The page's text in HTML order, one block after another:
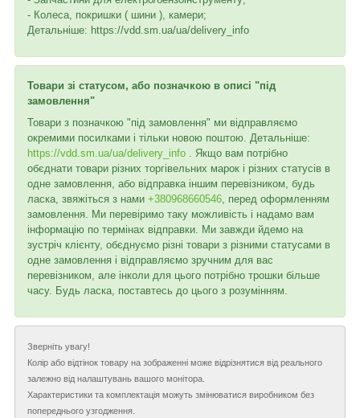
- Колеса, покришки ( шини ), камери;
Детальніше: https://vdd.sm.ua/ua/delivery_info
Товари зі статусом, або позначкою в описі "під
замовлення"
Товари з позначкою "під замовлення" ми відправляємо
окремими посилками і тільки новою поштою. Детальніше:
https://vdd.sm.ua/ua/delivery_info . Якщо вам потрібно
обєднати товари різних торгівельних марок і різних статусів в
одне замовлення, або відправка іншим перевізником, будь
ласка, звяжіться з нами +380968660546 , перед оформленням
замовлення. Ми перевіримо таку можливість і надамо вам
інформацію по термінах відправки. Ми завжди йдемо на
зустріч клієнту, обєднуємо різні товари з різними статусами в
одне замовлення і відправляємо зручним для вас
перевізником, але інколи для цього потрібно трошки більше
часу. Будь ласка, поставтесь до цього з розумінням.
Зверніть увагу!
Колір або відтінок товару на зображенні може відрізнятися від реального
залежно від налаштувань вашого монітора.
Характеристики та комплектація можуть змінюватися виробником без
попереднього узгодження.